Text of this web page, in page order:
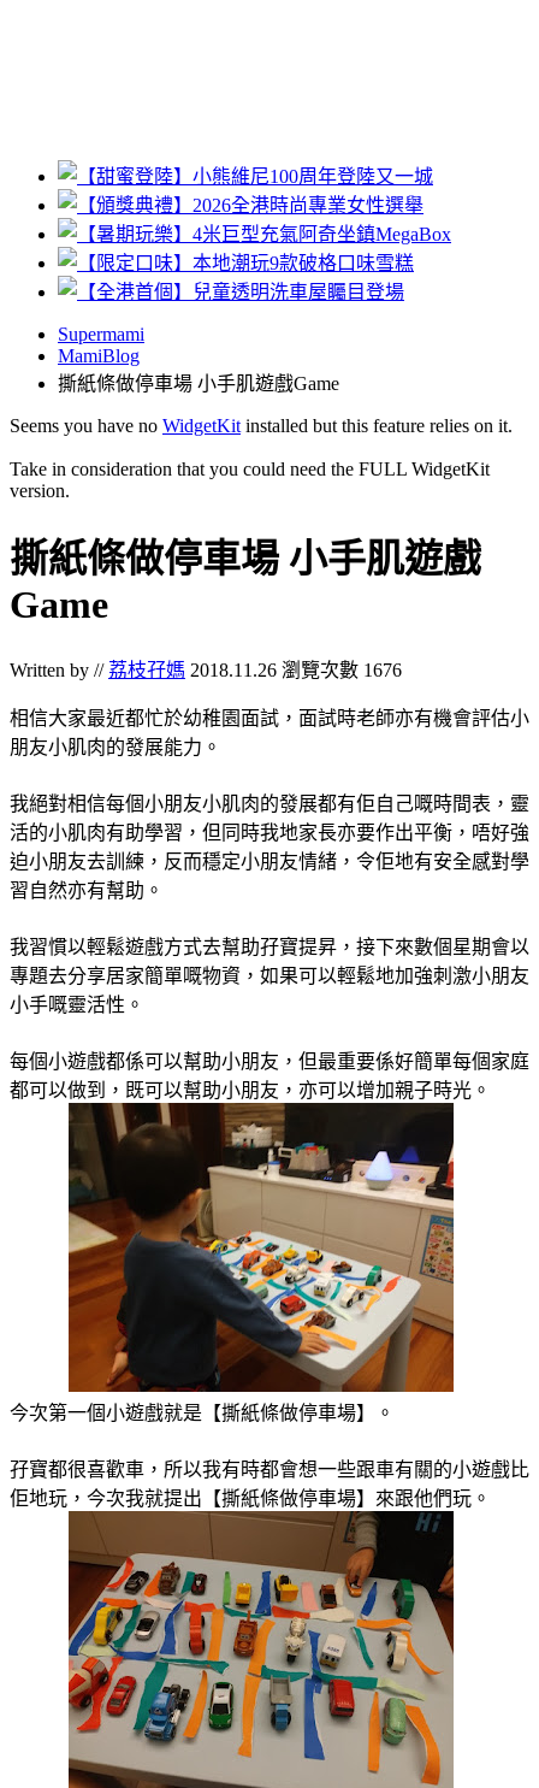
Supermami
MamiBlog
撕紙條做停車場 小手肌遊戲Game
Seems you have no WidgetKit installed but this feature relies on it.
Take in consideration that you could need the FULL WidgetKit
version.
撕紙條做停車場 小手肌遊戲
Game
Written by // 荔枝孖媽 2018.11.26 瀏覽次數 1676
相信大家最近都忙於幼稚園面試，面試時老師亦有機會評估小
朋友小肌肉的發展能力。
我絕對相信每個小朋友小肌肉的發展都有佢自己嘅時間表，靈
活的小肌肉有助學習，但同時我地家長亦要作出平衡，唔好強
迫小朋友去訓練，反而穩定小朋友情緒，令佢地有安全感對學
習自然亦有幫助。
我習慣以輕鬆遊戲方式去幫助孖寶提昇，接下來數個星期會以
專題去分享居家簡單嘅物資，如果可以輕鬆地加強刺激小朋友
小手嘅靈活性。
每個小遊戲都係可以幫助小朋友，但最重要係好簡單每個家庭
都可以做到，既可以幫助小朋友，亦可以增加親子時光。
今次第一個小遊戲就是【撕紙條做停車場】。
孖寶都很喜歡車，所以我有時都會想一些跟車有關的小遊戲比
佢地玩，今次我就提出【撕紙條做停車場】來跟他們玩。